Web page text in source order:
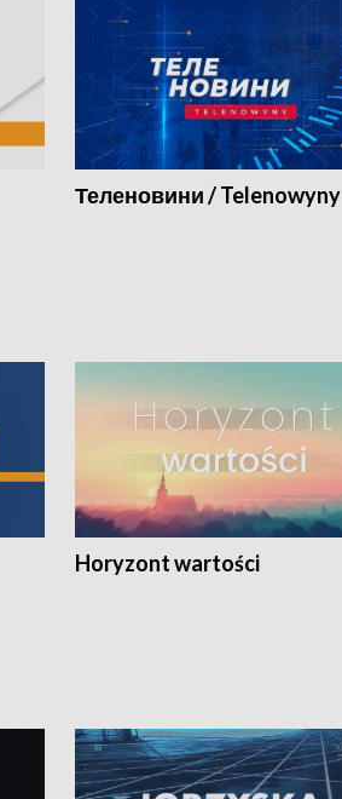
Теленовини / Telenowyny
Horyzont wartości